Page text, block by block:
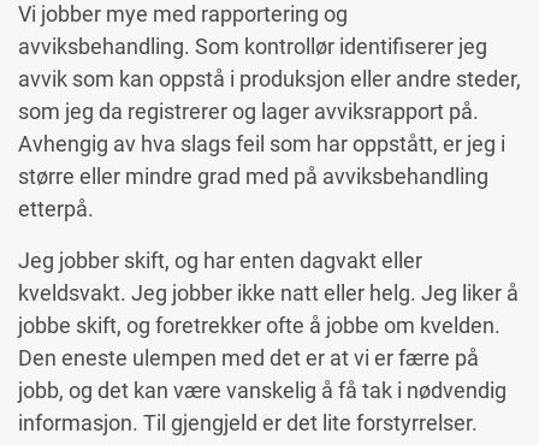
Vi jobber mye med rapportering og
avviksbehandling. Som kontrollør identifiserer jeg
avvik som kan oppstå i produksjon eller andre steder,
som jeg da registrerer og lager avviksrapport på.
Avhengig av hva slags feil som har oppstått, er jeg i
større eller mindre grad med på avviksbehandling
etterpå.
Jeg jobber skift, og har enten dagvakt eller
kveldsvakt. Jeg jobber ikke natt eller helg. Jeg liker å
jobbe skift, og foretrekker ofte å jobbe om kvelden.
Den eneste ulempen med det er at vi er færre på
jobb, og det kan være vanskelig å få tak i nødvendig
informasjon. Til gjengjeld er det lite forstyrrelser.